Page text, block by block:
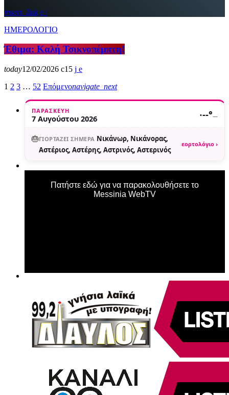
insert_link
ΗΜΕΡΟΛΟΓΙΟ
Έθιμα: Καλή Τσικνοπέμπτη!
today12/02/2026
15
1 2 3 … 52 Επόμενοnavigate_next
ΠΑΡΑΣΚΕΥΉ
7 Αυγούστου 2026 ·--°—
🎂ΓΙΟΡΤΆΖΕΙ ΣΉΜΕΡΑ Νικάνωρ, Νικάνορας,
Αστέριος, Αστέρης, Αστρινός, Αστερινός
εορτολόγιο ›
Πατήστε εδώ για να παρακολουθήσετε το
Messinia WebTV